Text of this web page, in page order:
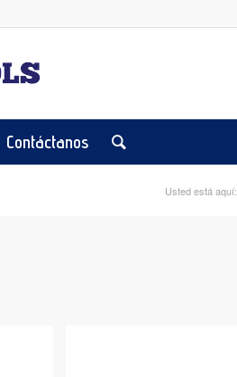
Contáctanos
Usted está aquí: